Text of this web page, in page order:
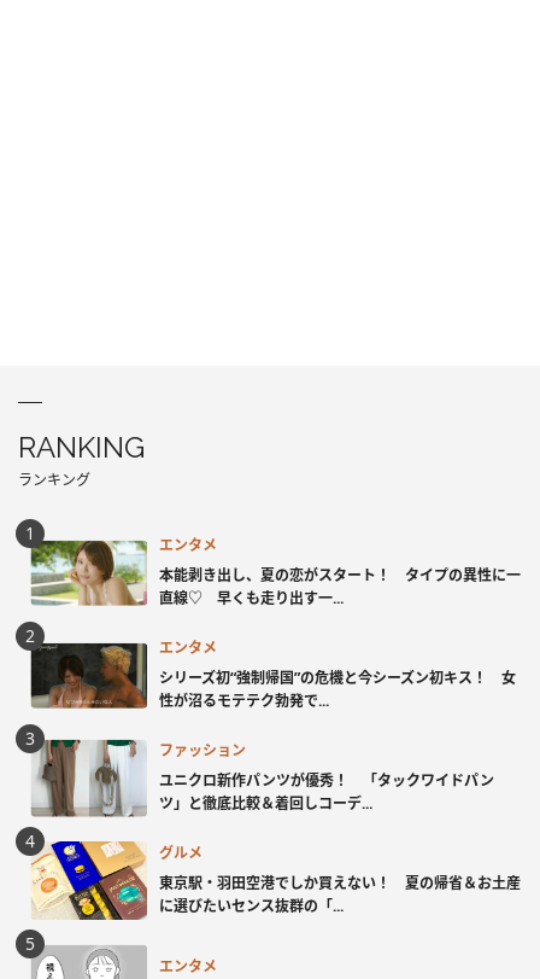
RANKING
ランキング
エンタメ
本能剥き出し、夏の恋がスタート！ タイプの異性に一
直線♡ 早くも走り出す一...
エンタメ
シリーズ初“強制帰国”の危機と今シーズン初キス！ 女
性が沼るモテテク勃発で...
ファッション
ユニクロ新作パンツが優秀！ 「タックワイドパン
ツ」と徹底比較＆着回しコーデ...
グルメ
東京駅・羽田空港でしか買えない！ 夏の帰省＆お土産
に選びたいセンス抜群の「...
エンタメ